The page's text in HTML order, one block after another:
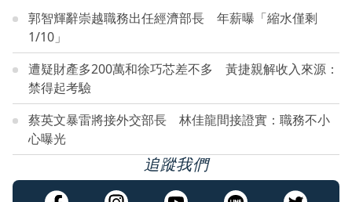
郭智輝辭崇越職務出任經濟部長 年薪曝「縮水僅剩
1/10」
遭疑財產多200萬和徐巧芯差不多 黃捷親解收入來源：
禁得起考驗
蔡英文暴雷將接外交部長 林佳龍間接證實：職務不小
心曝光
追蹤我們